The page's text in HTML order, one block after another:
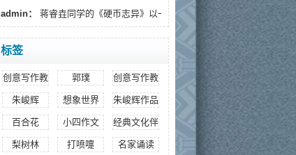
admin：
蒋睿垚同学的《硬币志异》以一枚假币的奇幻旅...
标签
创意写作教学 郭璞 创意写作教育
朱峻辉 想象世界 朱峻辉作品
百合花 小四作文 经典文化伴成长
梨树林 打喷嚏 名家诵读